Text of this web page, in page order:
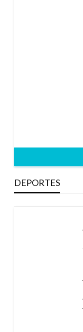
DEPORTES